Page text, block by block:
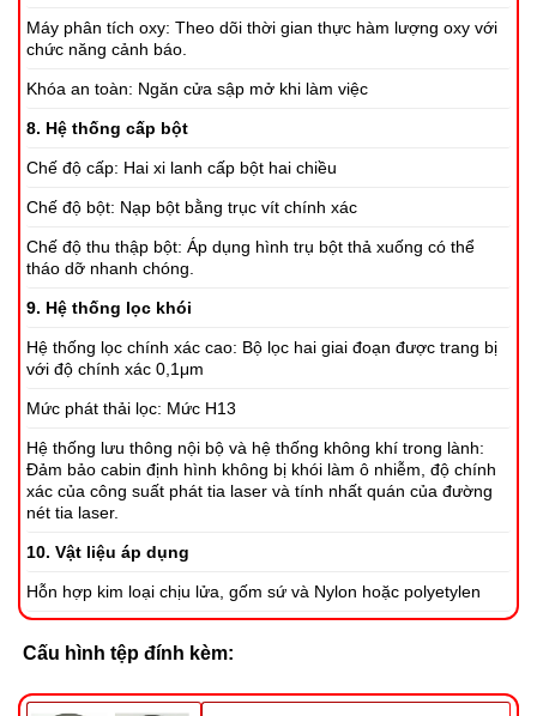
Máy phân tích oxy: Theo dõi thời gian thực hàm lượng oxy với
chức năng cảnh báo.
Khóa an toàn: Ngăn cửa sập mở khi làm việc
8. Hệ thống cấp bột
Chế độ cấp: Hai xi lanh cấp bột hai chiều
Chế độ bột: Nạp bột bằng trục vít chính xác
Chế độ thu thập bột: Áp dụng hình trụ bột thả xuống có thể
tháo dỡ nhanh chóng.
9. Hệ thống lọc khói
Hệ thống lọc chính xác cao: Bộ lọc hai giai đoạn được trang bị
với độ chính xác 0,1μm
Mức phát thải lọc: Mức H13
Hệ thống lưu thông nội bộ và hệ thống không khí trong lành:
Đảm bảo cabin định hình không bị khói làm ô nhiễm, độ chính
xác của công suất phát tia laser và tính nhất quán của đường
nét tia laser.
10. Vật liệu áp dụng
Hỗn hợp kim loại chịu lửa, gốm sứ và Nylon hoặc polyetylen
Cấu hình tệp đính kèm: